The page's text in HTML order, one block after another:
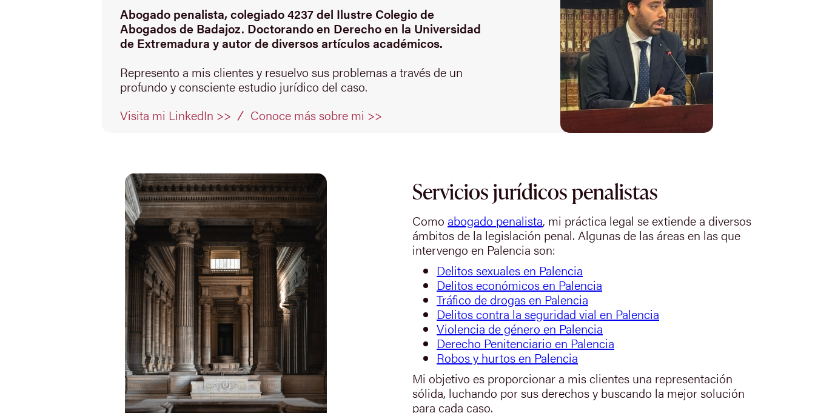
Abogado penalista, colegiado 4237 del Ilustre Colegio de
Abogados de Badajoz. Doctorando en Derecho en la Universidad
de Extremadura y autor de diversos artículos académicos.
Represento a mis clientes y resuelvo sus problemas a través de un
profundo y consciente estudio jurídico del caso.
Visita mi LinkedIn >>
Conoce más sobre mi >>
Servicios jurídicos penalistas
Como abogado penalista, mi práctica legal se extiende a diversos
ámbitos de la legislación penal. Algunas de las áreas en las que
intervengo en Palencia son:
Delitos sexuales en Palencia
Delitos económicos en Palencia
Tráfico de drogas en Palencia
Delitos contra la seguridad vial en Palencia
Violencia de género en Palencia
Derecho Penitenciario en Palencia
Robos y hurtos en Palencia
Mi objetivo es proporcionar a mis clientes una representación
sólida, luchando por sus derechos y buscando la mejor solución
para cada caso.